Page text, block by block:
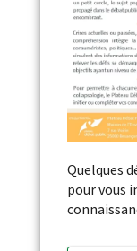
Quelques
pour vous